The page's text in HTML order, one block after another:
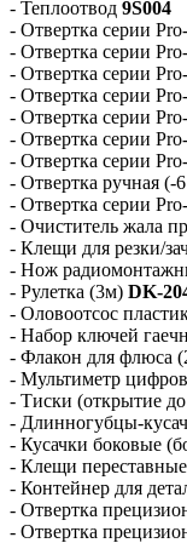
- Теплоотвод 9S004
- Отвертка серии
- Отвертка серии
- Отвертка серии
- Отвертка серии
- Отвертка серии
- Отвертка серии
- Отвертка серии
- Отвертка ручная (-
- Отвертка серии
- Очиститель жала
- Клещи для резки/
- Нож
- Рулетка (3м) DK-
- Оловоотсос
- Набор ключей
- Флакон для флюса
- Мультиметр
- Тиски (открытие
- Длинногубцы-
- Кусачки боковые
- Клещи
- Контейнер для
- Отвертка
- Отвертка